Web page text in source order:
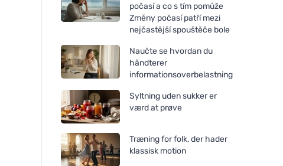
počasí a co s tím pomůže
Změny počasí patří mezi
nejčastější spouštěče bole
Naučte se hvordan du
håndterer
informationsoverbelastning
Syltning uden sukker er
værd at prøve
Træning for folk, der hader
klassisk motion